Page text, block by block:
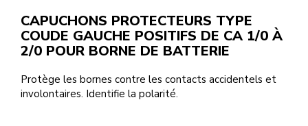
CAPUCHONS PROTECTEURS TYPE
COUDE GAUCHE POSITIFS DE CA 1/0 À
2/0 POUR BORNE DE BATTERIE
Protège les bornes contre les contacts accidentels et
involontaires. Identifie la polarité.